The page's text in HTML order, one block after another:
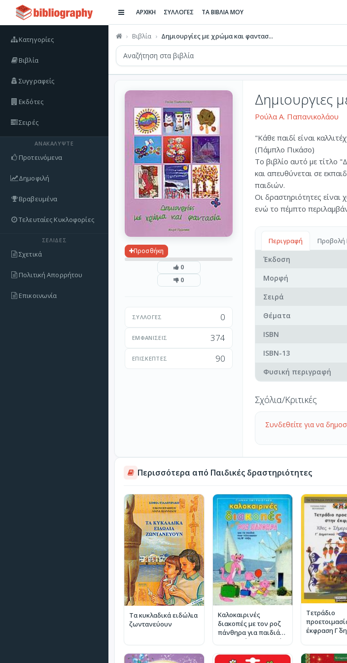
Κατηγορίες
Βιβλία
Συγγραφείς
Εκδότες
Σειρές
ΑΝΑΚΑΛΎΨΤΕ
Προτεινόμενα
Δημοφιλή
Βραβευμένα
Τελευταίες Κυκλοφορίες
ΣΕΛΊΔΕΣ
Σχετικά
Πολιτική Απορρήτου
Επικοινωνία
ΑΡΧΙΚΗ ΣΥΛΛΟΓΕΣ ΤΑ ΒΙΒΛΙΑ ΜΟΥ
Βιβλία Δημιουργίες με χρώμα και φαντασ...
Προσθήκη
0
0
ΣΥΛΛΟΓΈΣ 0
ΕΜΦΑΝΊΣΕΙΣ 374
ΕΠΙΣΚΈΠΤΕΣ 90
Δημιουργιες
Ρούλα Α. Παπανικολάου
"Κάθε παιδί είναι
(Πάμπλο Πικάσο)
Το βιβλίο αυτό με τίτλο
και απευθύνεται σε
παιδιών.
Οι δραστηριότητες είναι
ενώ το πέμπτο
Περιγραφή Προβολή
Έκδοση
Μορφή
Σειρά
Θέματα
ISBN
ISBN-13
Φυσική περιγραφή
Σχόλια/Κριτικές
Συνδεθείτε για να
Περισσότερα από Παιδικές δραστηριότητες
Τα κυκλαδικά ειδώλια
ζωντανεύουν
Καλοκαιρινές
διακοπές με τον ροζ
πάνθηρα για παιδιά
που τελείωσαν τη Β΄
Τετράδιο
έκφραση Γ΄